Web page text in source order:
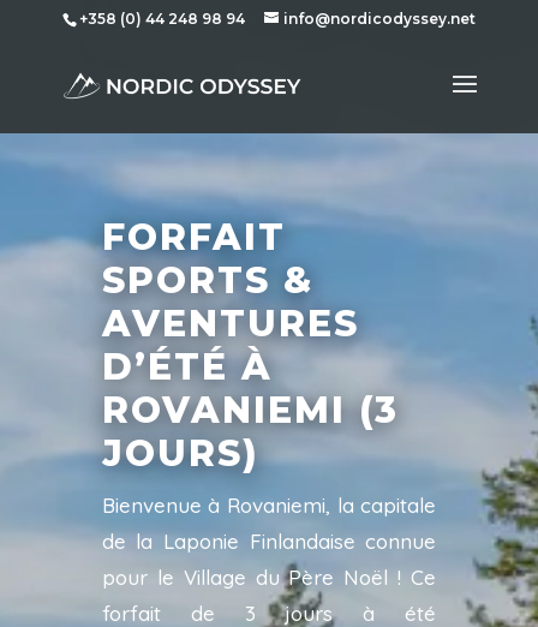
+358 (0) 44 248 98 94 info@nordicodyssey.net
FORFAIT
SPORTS &
AVENTURES
D’ÉTÉ À
ROVANIEMI (3
JOURS)
Bienvenue à Rovaniemi, la capitale
de la Laponie Finlandaise connue
pour le Village du Père Noël ! Ce
forfait de 3 jours à été